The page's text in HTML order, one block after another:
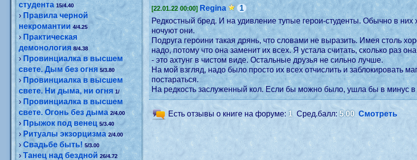
студента 15/4.40
›Правила черной
некромантии 4/4.25
›Практическая
демонология 8/4.38
› Провинциалка в высшем
свете. Дым без огня 5/3.80
› Провинциалка в высшем
свете. Ни дыма, ни огня 1/
›Провинциалка в высшем
свете. Огонь без дыма 2/4.00
› Прыжок под венец 5/3.40
›Ритуалы экзорцизма 2/4.00
›Свадьбе быть! 5/3.00
›Танец над бездной 26/4.72
[22.01.22 00:00] Regina
1
Редкостный бред. И на удивление тупые герои-студенты. Обычно в них
ночуют они.
Подруга героини такая дрянь, что словами не выразить. Имея столь
надо, потому что она заменит их всех. Я устала считать, сколько раз
- это ахтунг в чистом виде. Остальные друзья не сильно лучше.
На мой взгляд, надо было просто их всех отчислить и заблокировать
постараться.
На редкость заслуженный кол. Если бы можно было, ушла бы в минус в
Есть отзывы о книге на форуме:1Сред.балл:5.00 Смотреть